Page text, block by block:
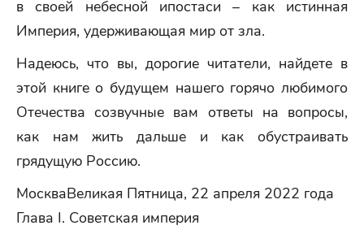
в своей небесной ипостаси – как истинная
Империя, удерживающая мир от зла.
Надеюсь, что вы, дорогие читатели, найдете в
этой книге о будущем нашего горячо любимого
Отечества созвучные вам ответы на вопросы,
как нам жить дальше и как обустраивать
грядущую Россию.
МоскваВеликая Пятница, 22 апреля 2022 года
Глава I. Советская империя